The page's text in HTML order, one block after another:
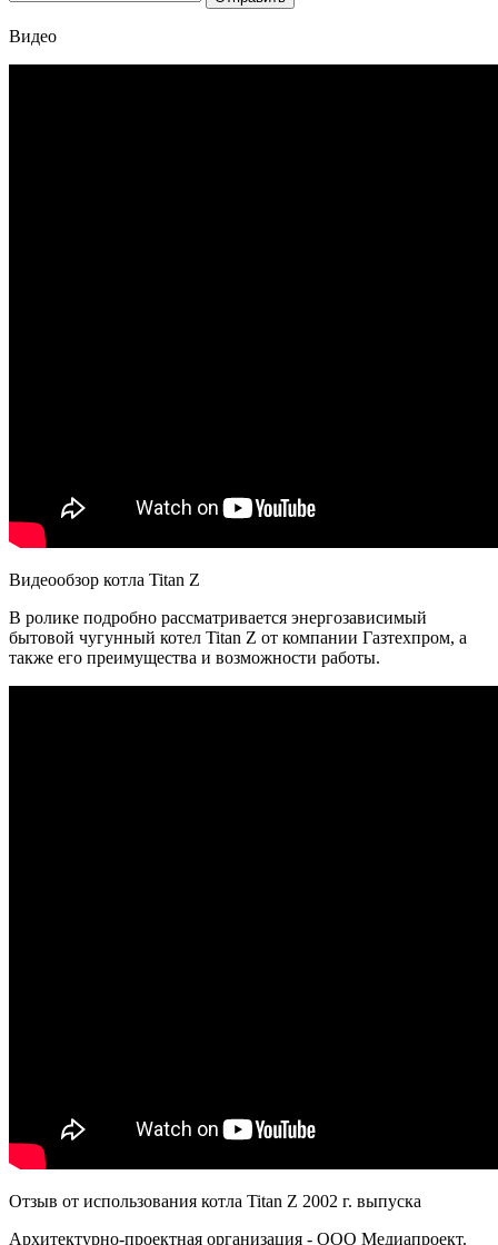
Видео
Видеообзор котла Titan Z
В ролике подробно рассматривается энергозависимый
бытовой чугунный котел Titan Z от компании Газтехпром, а
также его преимущества и возможности работы.
Отзыв от использования котла Titan Z 2002 г. выпуска
Архитектурно-проектная организация - ООО Медиапроект.